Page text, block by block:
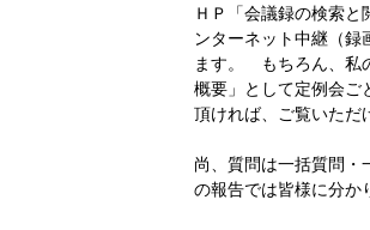
ＨＰ「会議録の検索
ンターネット中継（録
ます。 もちろん、私
概要」として定例会ご
頂ければ、ご覧いただ
尚、質問は一括質問・
の報告では皆様に分か